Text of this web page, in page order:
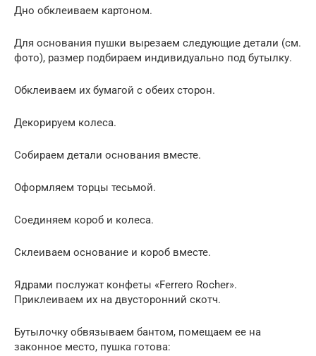
Дно обклеиваем картоном.
Для основания пушки вырезаем следующие детали (см.
фото), размер подбираем индивидуально под бутылку.
Обклеиваем их бумагой с обеих сторон.
Декорируем колеса.
Собираем детали основания вместе.
Оформляем торцы тесьмой.
Соединяем короб и колеса.
Склеиваем основание и короб вместе.
Ядрами послужат конфеты «Ferrero Rocher».
Приклеиваем их на двусторонний скотч.
Бутылочку обвязываем бантом, помещаем ее на
законное место, пушка готова: